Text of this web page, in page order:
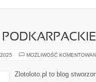
MOŻLIWOŚĆ
Zlotoloto.pl to blog